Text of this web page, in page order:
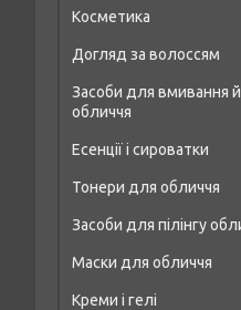
Парфумований спрей
Жіночі парфуми
Чоловіча
Парфумерія унісекс
Косметика
Макіяж очей
Макіяж брів
Догляд за волоссям
Шампуні для
голови
Маски для волосся
Масло для волосся
Засоби для вмивання
обличчя
Есенції і сироватки
Тонери для обличчя
Засоби для пілінгу
Маски для обличчя
Креми і гелі